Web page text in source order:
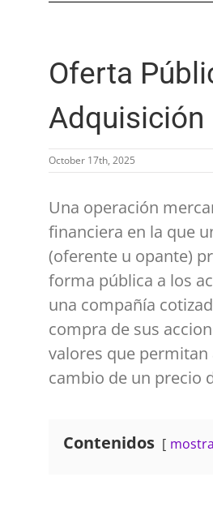
Oferta
Adquisición
October 17th, 2025
Una operación
financiera en la que
(oferente u opante)
forma pública a los
una compañía
compra de sus
valores que permitan
cambio de un precio
Contenidos